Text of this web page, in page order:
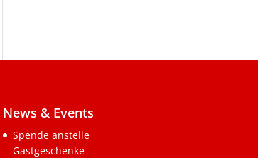
News & Events
Spende anstelle
Gastgeschenke